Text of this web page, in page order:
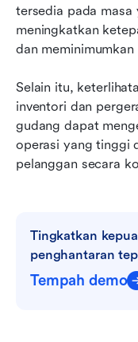
tersedia pada
meningkatkan
dan
Selain itu,
inventori dan
gudang dapat
operasi yang tinggi
pelanggan secara
Tingkatkan
penghantaran
Tempah demo